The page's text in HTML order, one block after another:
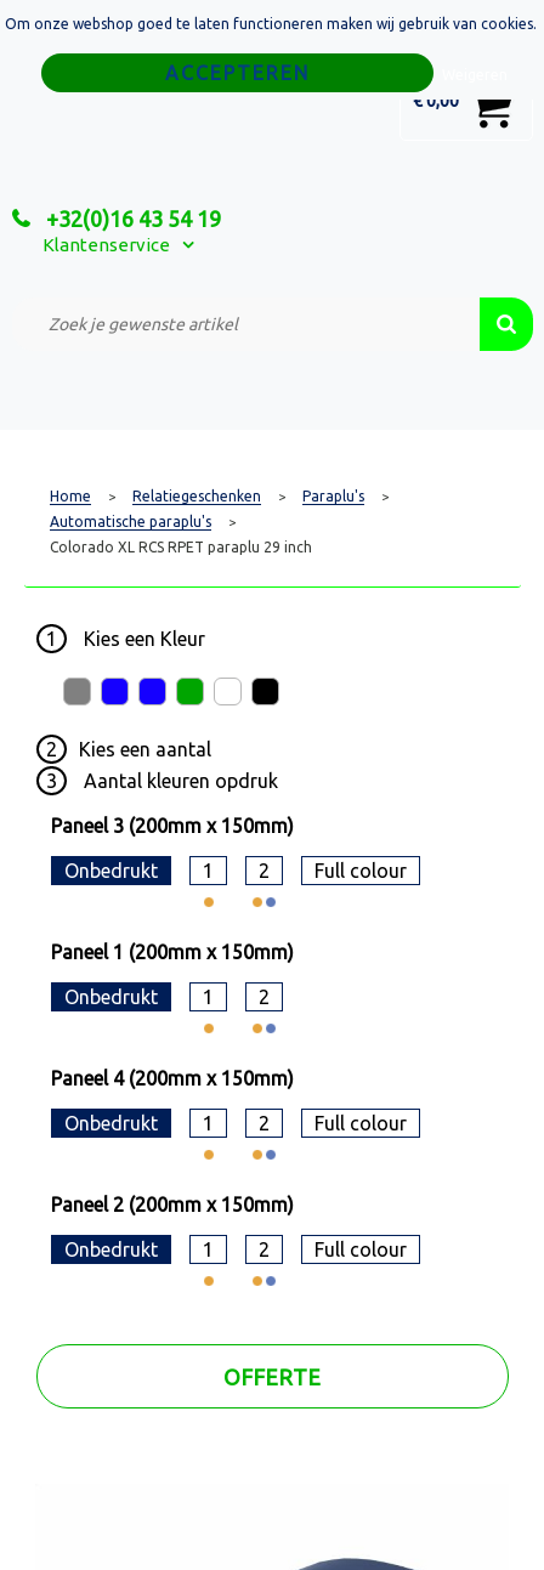
€ 0,00
+32(0)16 43 54 19
Klantenservice
Home
Relatiegeschenken
Custom Made Projecten
Home > Relatiegeschenken > Paraplu's >
Automatische paraplu's >
Colorado XL RCS RPET paraplu 29 inch
1 Kies een Kleur
2 Kies een aantal
3
Aantal kleuren opdruk
Paneel 3 (200mm x 150mm)
Onbedrukt 1 2 Full colour
Paneel 1 (200mm x 150mm)
Onbedrukt 1 2
Paneel 4 (200mm x 150mm)
Onbedrukt 1 2 Full colour
Paneel 2 (200mm x 150mm)
Onbedrukt 1 2 Full colour
OFFERTE
Om onze webshop goed te laten functioneren maken wij gebruik van cookies.